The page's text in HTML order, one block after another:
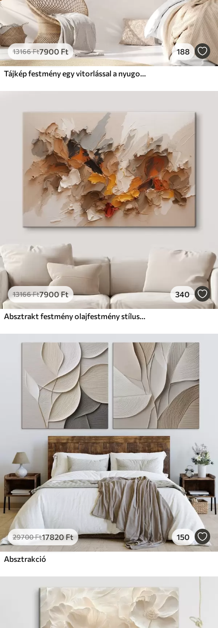
13166Ft7900 Ft 188
Tájkép festmény egy vitorlással a nyugodt tengeren, narancssárga és sárga égbolt, távoli hegyek
13166Ft7900Ft 340
Absztrakt festmény olajfestmény stílusban
29700Ft17820Ft 150
Absztrakció